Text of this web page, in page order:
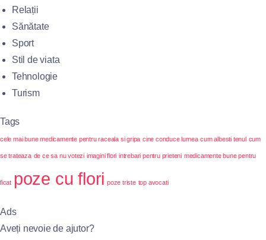
Relații
Sănătate
Sport
Stil de viata
Tehnologie
Turism
Tags
cele mai bune medicamente pentru raceala si gripa cine conduce lumea cum albesti tenul cum
se trateaza de ce sa nu votezi imagini flori intrebari pentru prieteni medicamente bune pentru
ficat poze cu flori poze triste top avocati
Ads
Aveți nevoie de ajutor?